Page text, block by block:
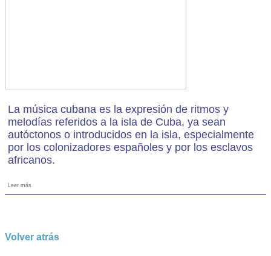
La música cubana es la expresión de ritmos y
melodías referidos a la isla de Cuba, ya sean
autóctonos o introducidos en la isla, especialmente
por los colonizadores españoles y por los esclavos
africanos.
Leer más
Volver atrás